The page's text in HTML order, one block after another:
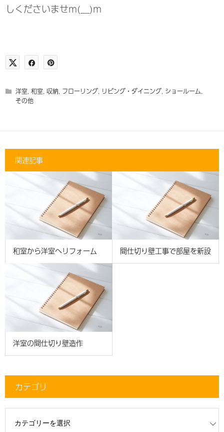
しくださいませm(__)m
洋室, 和室, 収納, フローリング, リビング・ダイニング, ショールーム,
その他
関連記事
和室から洋室へリフォーム 間仕切り壁工事で部屋を新設
洋室の間仕切り壁造作
カテゴリ